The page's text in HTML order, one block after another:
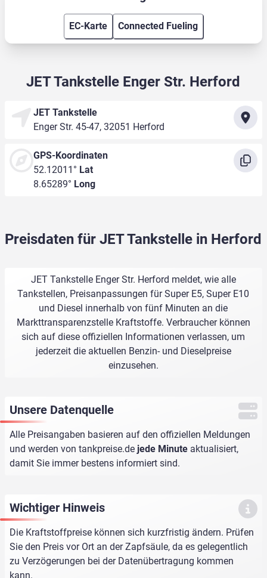
EC-Karte Connected Fueling
JET Tankstelle Enger Str. Herford
JET Tankstelle
Enger Str. 45-47, 32051 Herford
GPS-Koordinaten
52.12011° Lat
8.65289° Long
Preisdaten für JET Tankstelle in Herford
JET Tankstelle Enger Str. Herford meldet, wie alle
Tankstellen, Preisanpassungen für Super E5, Super E10
und Diesel innerhalb von fünf Minuten an die
Markttransparenzstelle Kraftstoffe. Verbraucher können
sich auf diese offiziellen Informationen verlassen, um
jederzeit die aktuellen Benzin- und Dieselpreise
einzusehen.
Unsere Datenquelle
Alle Preisangaben basieren auf den offiziellen Meldungen
und werden von tankpreise.de jede Minute aktualisiert,
damit Sie immer bestens informiert sind.
Wichtiger Hinweis
Die Kraftstoffpreise können sich kurzfristig ändern. Prüfen
Sie den Preis vor Ort an der Zapfsäule, da es gelegentlich
zu Verzögerungen bei der Datenübertragung kommen
kann.